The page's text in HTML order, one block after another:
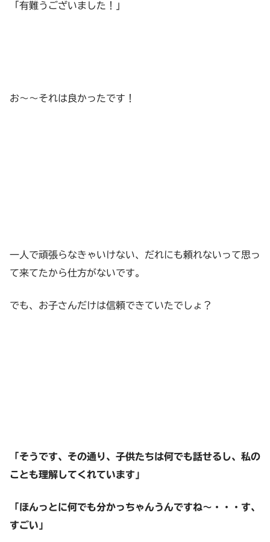
「有難うございました！」
お～～それは良かったです！
一人で頑張らなきゃいけない、だれにも頼れないって思っ
て来てたから仕方がないです。
でも、お子さんだけは信頼できていたでしょ？
「そうです、その通り、子供たちは何でも話せるし、私の
ことも理解してくれています」
「ほんっとに何でも分かっちゃんうんですね～・・・す、
すごい」